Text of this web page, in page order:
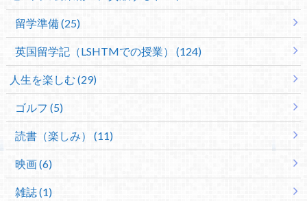
留学準備 (25)
英国留学記（LSHTMでの授業） (124)
人生を楽しむ (29)
ゴルフ (5)
読書（楽しみ） (11)
映画 (6)
雑誌 (1)